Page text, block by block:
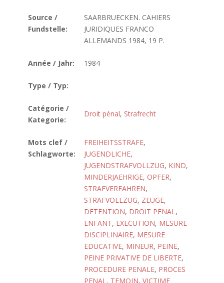
Source /
Fundstelle:
SAARBRUECKEN. CAHIERS
JURIDIQUES FRANCO
ALLEMANDS 1984, 19 P.
Année / Jahr: 1984
Type / Typ:
Catégorie /
Kategorie:
Droit pénal, Strafrecht
Mots clef /
Schlagworte:
FREIHEITSSTRAFE,
JUGENDLICHE,
JUGENDSTRAFVOLLZUG, KIND,
MINDERJAEHRIGE, OPFER,
STRAFVERFAHREN,
STRAFVOLLZUG, ZEUGE,
DETENTION, DROIT PENAL,
ENFANT, EXECUTION, MESURE
DISCIPLINAIRE, MESURE
EDUCATIVE, MINEUR, PEINE,
PEINE PRIVATIVE DE LIBERTE,
PROCEDURE PENALE, PROCES
PENAL , TEMOIN, VICTIME